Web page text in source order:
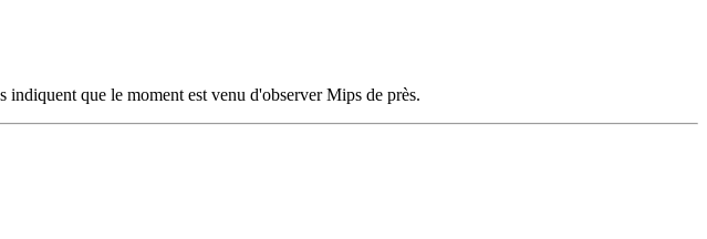
que le moment est venu d'observer Mips de près.